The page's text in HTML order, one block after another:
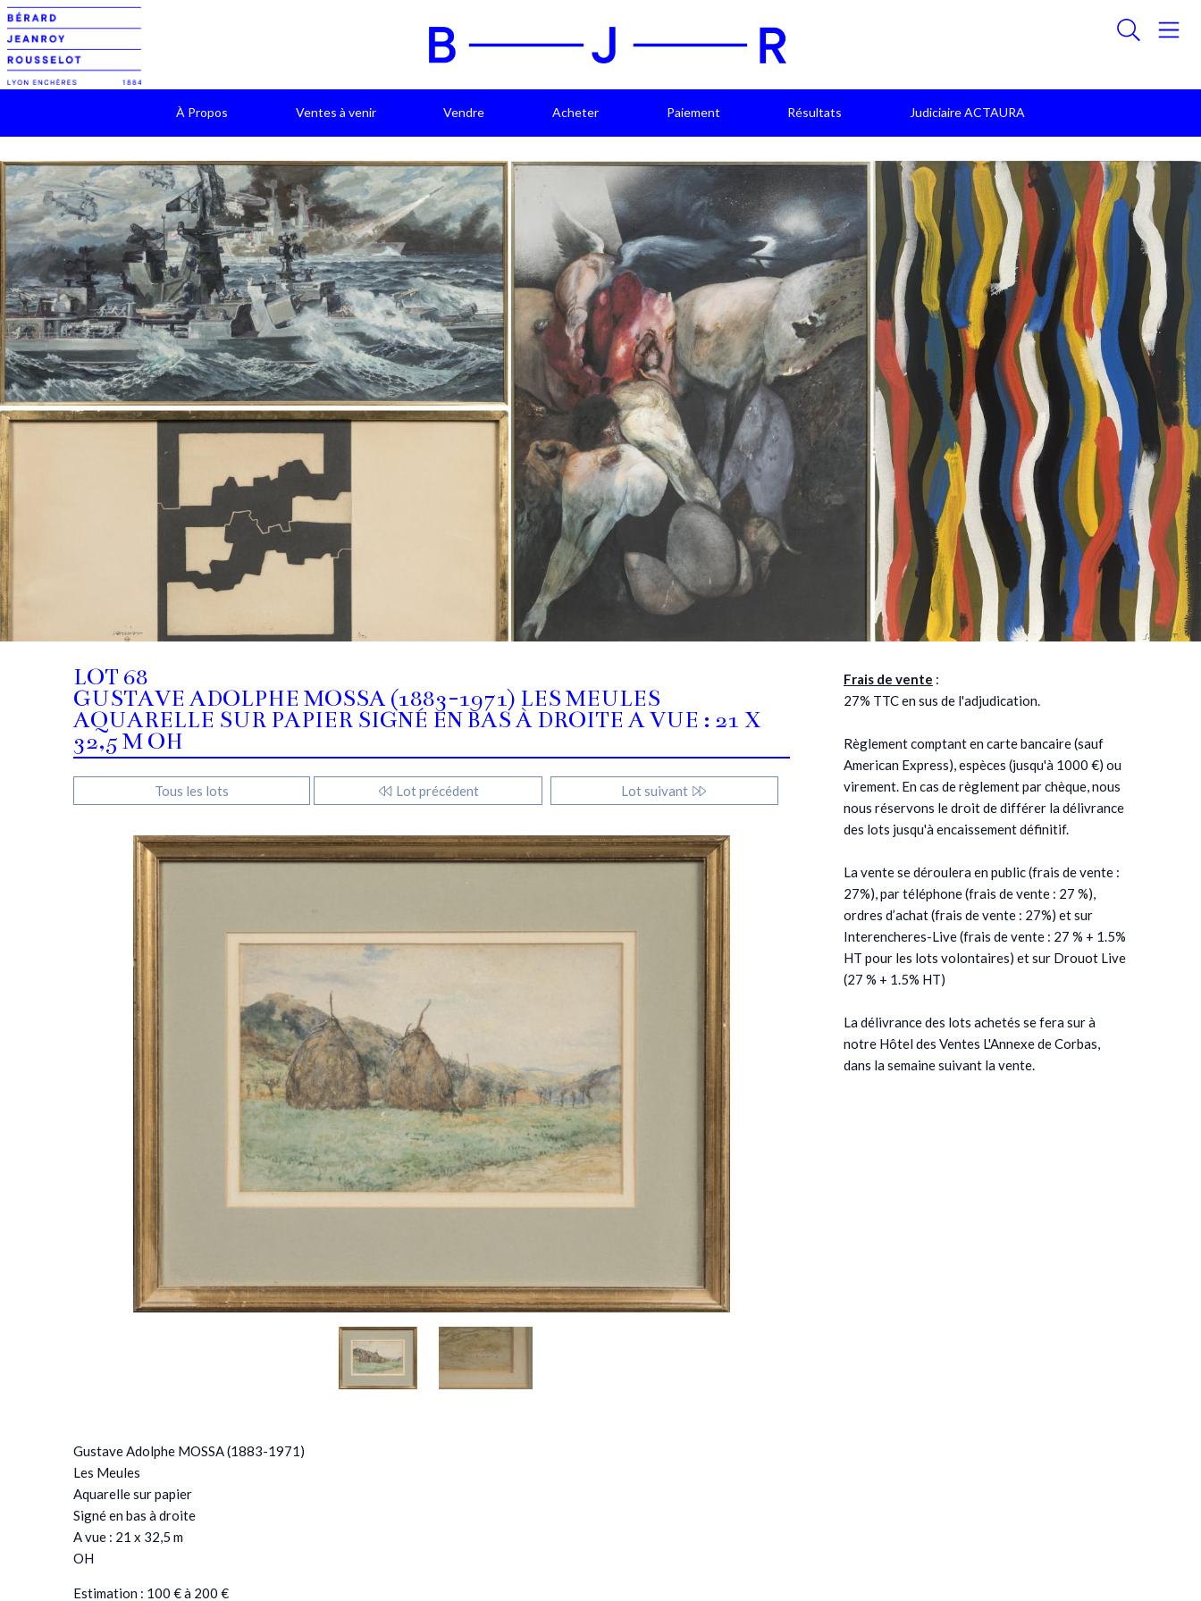
À Propos Ventes à venir Vendre Acheter Paiement Résultats Judiciaire ACTAURA
LOT 68
GUSTAVE ADOLPHE MOSSA (1883-1971) LES MEULES
AQUARELLE SUR PAPIER SIGNÉ EN BAS À DROITE A VUE : 21 X
32,5 M OH
Tous les lots Lot précédent Lot suivant
Gustave Adolphe MOSSA (1883-1971)
Les Meules
Aquarelle sur papier
Signé en bas à droite
A vue : 21 x 32,5 m
OH
Estimation : 100 € à 200 €
Frais de vente :
27% TTC en sus de l'adjudication.
Règlement comptant en carte bancaire (sauf
American Express), espèces (jusqu'à 1000 €) ou
virement. En cas de règlement par chèque, nous
nous réservons le droit de différer la délivrance
des lots jusqu'à encaissement définitif.
La vente se déroulera en public (frais de vente :
27%), par téléphone (frais de vente : 27 %),
ordres d’achat (frais de vente : 27%) et sur
Interencheres-Live (frais de vente : 27 % + 1.5%
HT pour les lots volontaires) et sur Drouot Live
(27 % + 1.5% HT)
La délivrance des lots achetés se fera sur à
notre Hôtel des Ventes L'Annexe de Corbas,
dans la semaine suivant la vente.